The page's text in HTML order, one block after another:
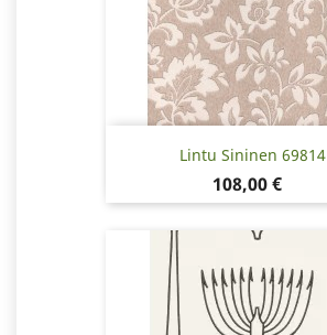
Lintu Sininen 69814
Hinta
108,00 €